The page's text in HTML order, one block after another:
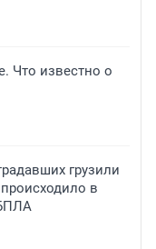
Что известно о
грузили
в